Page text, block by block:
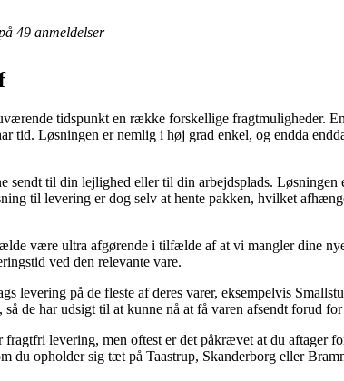
49 anmeldelser
tidspunkt en række forskellige fragtmuligheder.
tid. Løsningen er nemlig i høj grad enkel, og endda
sendt til din lejlighed eller til din arbejdsplads.
til levering er dog selv at hente pakken, hvilket
være ultra afgørende i tilfælde af at vi mangler dine
ved den relevante vare.
levering på de fleste af deres varer, eksempelvis
de har udsigt til at kunne nå at få varen afsendt forud
levering, men oftest er det påkrævet at du aftager
du opholder sig tæt på Taastrup, Skanderborg eller